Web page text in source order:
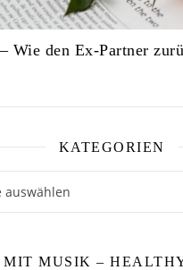
Wie den Ex-Partner
KATEGORIEN
MIT MUSIK –